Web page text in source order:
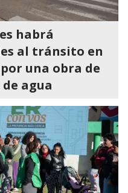
habrá
al tránsito en
una obra de
agua